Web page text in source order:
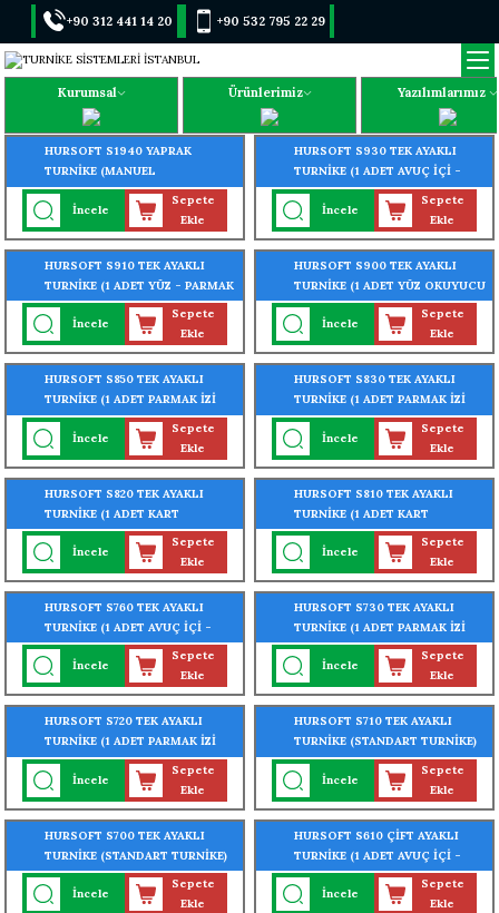
+90 312 441 14 20 +90 532 795 22 29
Kurumsal Ürünlerimiz Yazılımlarımız
HURSOFT S1940 YAPRAK
TURNİKE (MANUEL
KİLİTLEMELİ)
İncele
Sepete
Ekle
HURSOFT S930 TEK AYAKLI
TURNİKE (1 ADET AVUÇ İÇİ -
YÜZ - PARMAK İZİ OKUYUCU
TURNİKEYE MONTELİ)
İncele
Sepete
Ekle
HURSOFT S910 TEK AYAKLI
TURNİKE (1 ADET YÜZ - PARMAK
İZİ OKUYUCU TURNİKEYE
MONTELİ)
İncele
Sepete
Ekle
HURSOFT S900 TEK AYAKLI
TURNİKE (1 ADET YÜZ OKUYUCU
TURNİKEYE MONTELİ)
İncele
Sepete
Ekle
HURSOFT S850 TEK AYAKLI
TURNİKE (1 ADET PARMAK İZİ
OKUYUCU TURNİKEYE
MONTELİ)
İncele
Sepete
Ekle
HURSOFT S830 TEK AYAKLI
TURNİKE (1 ADET PARMAK İZİ
OKUYUCU TURNİKEYE
MONTELİ)
İncele
Sepete
Ekle
HURSOFT S820 TEK AYAKLI
TURNİKE (1 ADET KART
OKUYUCU TURNİKEYE
MONTELİ)
İncele
Sepete
Ekle
HURSOFT S810 TEK AYAKLI
TURNİKE (1 ADET KART
OKUYUCU TURNİKEYE
MONTELİ)
İncele
Sepete
Ekle
HURSOFT S760 TEK AYAKLI
TURNİKE (1 ADET AVUÇ İÇİ -
PARMAK İZİ OKUYUCU
TURNİKEYE MONTELİ)
İncele
Sepete
Ekle
HURSOFT S730 TEK AYAKLI
TURNİKE (1 ADET PARMAK İZİ
OKUYUCU TURNİKEYE
MONTELİ)
İncele
Sepete
Ekle
HURSOFT S720 TEK AYAKLI
TURNİKE (1 ADET PARMAK İZİ
OKUYUCU TURNİKEYE
MONTELİ)
İncele
Sepete
Ekle
HURSOFT S710 TEK AYAKLI
TURNİKE (STANDART TURNİKE)
(304 KALİTE PASLANMAZ ÇELİK)
İncele
Sepete
Ekle
HURSOFT S700 TEK AYAKLI
TURNİKE (STANDART TURNİKE)
(304 KALİTE PASLANMAZ ÇELİK)
İncele
Sepete
Ekle
HURSOFT S610 ÇİFT AYAKLI
TURNİKE (1 ADET AVUÇ İÇİ -
YÜZ - PARMAK İZİ OKUYUCU
TURNİKEYE MONTELİ)
İncele
Sepete
Ekle